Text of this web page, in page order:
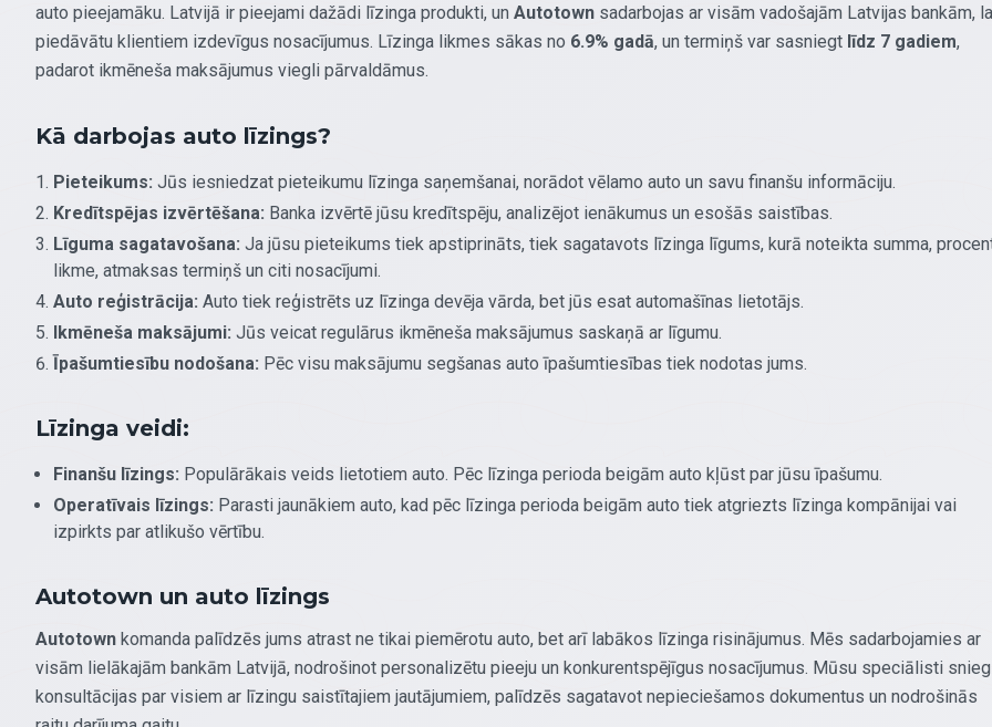
auto pieejamāku. Latvijā ir pieejami dažādi līzinga produkti, un Autotown sadarbojas ar visām vadošajām Latvijas bankām,
piedāvātu klientiem izdevīgus nosacījumus. Līzinga likmes sākas no 6.9% gadā, un termiņš var sasniegt līdz 7 gadiem,
padarot ikmēneša maksājumus viegli pārvaldāmus.
Kā darbojas auto līzings?
Pieteikums: Jūs iesniedzat pieteikumu līzinga saņemšanai, norādot vēlamo auto un savu finanšu informāciju.
Kredītspējas izvērtēšana: Banka izvērtē jūsu kredītspēju, analizējot ienākumus un esošās saistības.
Līguma sagatavošana: Ja jūsu pieteikums tiek apstiprināts, tiek sagatavots līzinga līgums, kurā noteikta summa,
likme, atmaksas termiņš un citi nosacījumi.
Auto reģistrācija: Auto tiek reģistrēts uz līzinga devēja vārda, bet jūs esat automašīnas lietotājs.
Ikmēneša maksājumi: Jūs veicat regulārus ikmēneša maksājumus saskaņā ar līgumu.
Īpašumtiesību nodošana: Pēc visu maksājumu segšanas auto īpašumtiesības tiek nodotas jums.
Līzinga veidi:
Finanšu līzings: Populārākais veids lietotiem auto. Pēc līzinga perioda beigām auto kļūst par jūsu īpašumu.
Operatīvais līzings: Parasti jaunākiem auto, kad pēc līzinga perioda beigām auto tiek atgriezts līzinga kompānijai vai
izpirkts par atlikušo vērtību.
Autotown un auto līzings
Autotown komanda palīdzēs jums atrast ne tikai piemērotu auto, bet arī labākos līzinga risinājumus. Mēs sadarbojamies ar
visām lielākajām bankām Latvijā, nodrošinot personalizētu pieeju un konkurentspējīgus nosacījumus. Mūsu speciālisti
konsultācijas par visiem ar līzingu saistītajiem jautājumiem, palīdzēs sagatavot nepieciešamos dokumentus un nodrošinās